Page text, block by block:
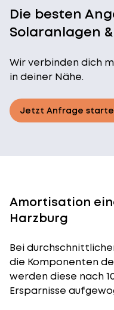
Die besten
Solaranlagen
Wir verbinden dich
in deiner Nähe.
Jetzt Anfrage
Amortisation
Harzburg
Bei
die Komponenten
werden diese nach
Ersparnisse